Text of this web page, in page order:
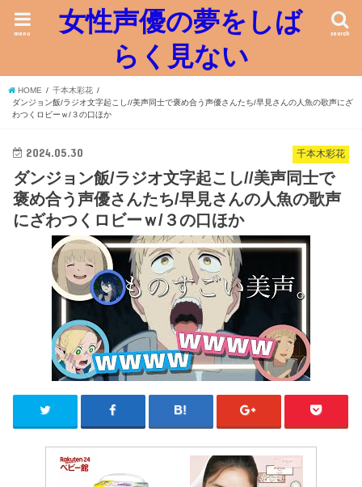
女性声優の夢をしば
らく見ない
search
menu
HOME
千本木彩花
ダンジョン飯/ラジオ文字起こし//美声同士で褒め合う声優さんたち/早見さんの人魚の歌声にざ
わつくロビーｗ/３の口ほか
千本木彩花
2024.05.30
ダンジョン飯/ラジオ文字起こし//美声同士で
褒め合う声優さんたち/早見さんの人魚の歌声
にざわつくロビーｗ/３の口ほか